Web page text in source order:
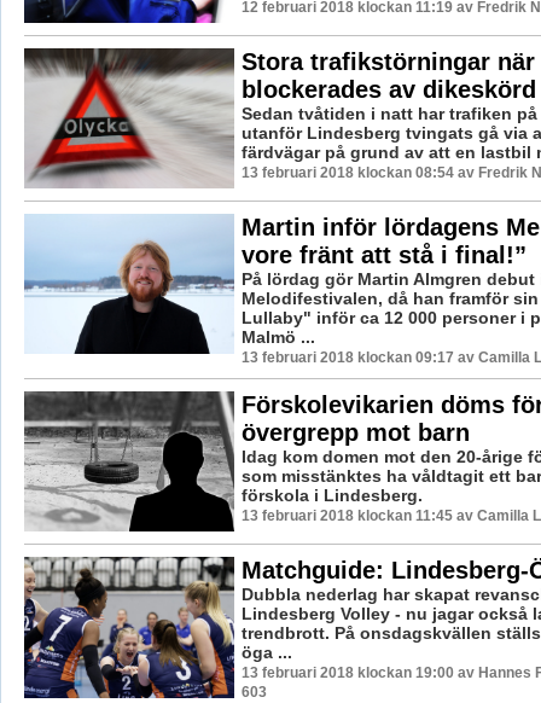
12 februari 2018 klockan 11:19 av Fredrik
Stora trafikstörningar när
blockerades av
Sedan tvåtiden i natt har trafiken
utanför Lindesberg tvingats gå via
färdvägar på grund av att en lastbil
13 februari 2018 klockan 08:54 av Fredrik
Martin inför lördagens
vore fränt att stå i final!”
På lördag gör Martin Almgren debut
Melodifestivalen, då han framför
Lullaby" inför ca 12 000 personer i
Malmö ...
13 februari 2018 klockan 09:17 av Camilla
Förskolevikarien döms
övergrepp mot barn
Idag kom domen mot den 20-årige
som misstänktes ha våldtagit ett
förskola i Lindesberg.
13 februari 2018 klockan 11:45 av Camilla
Matchguide: Lindesberg-
Dubbla nederlag har skapat
Lindesberg Volley - nu jagar också
trendbrott. På onsdagskvällen
öga ...
13 februari 2018 klockan 19:00 av Hannes
603